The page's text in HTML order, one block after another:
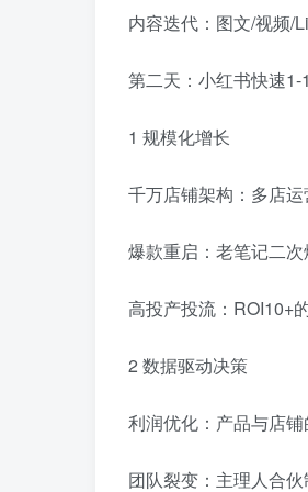
内容迭代：图文/视频/
第二天：小红书快速1-
1 规模化增长
千万店铺架构：多店
爆款重启：老笔记二
高投产投流：ROI10+
2 数据驱动决策
利润优化：产品与店
团队裂变：主理人合